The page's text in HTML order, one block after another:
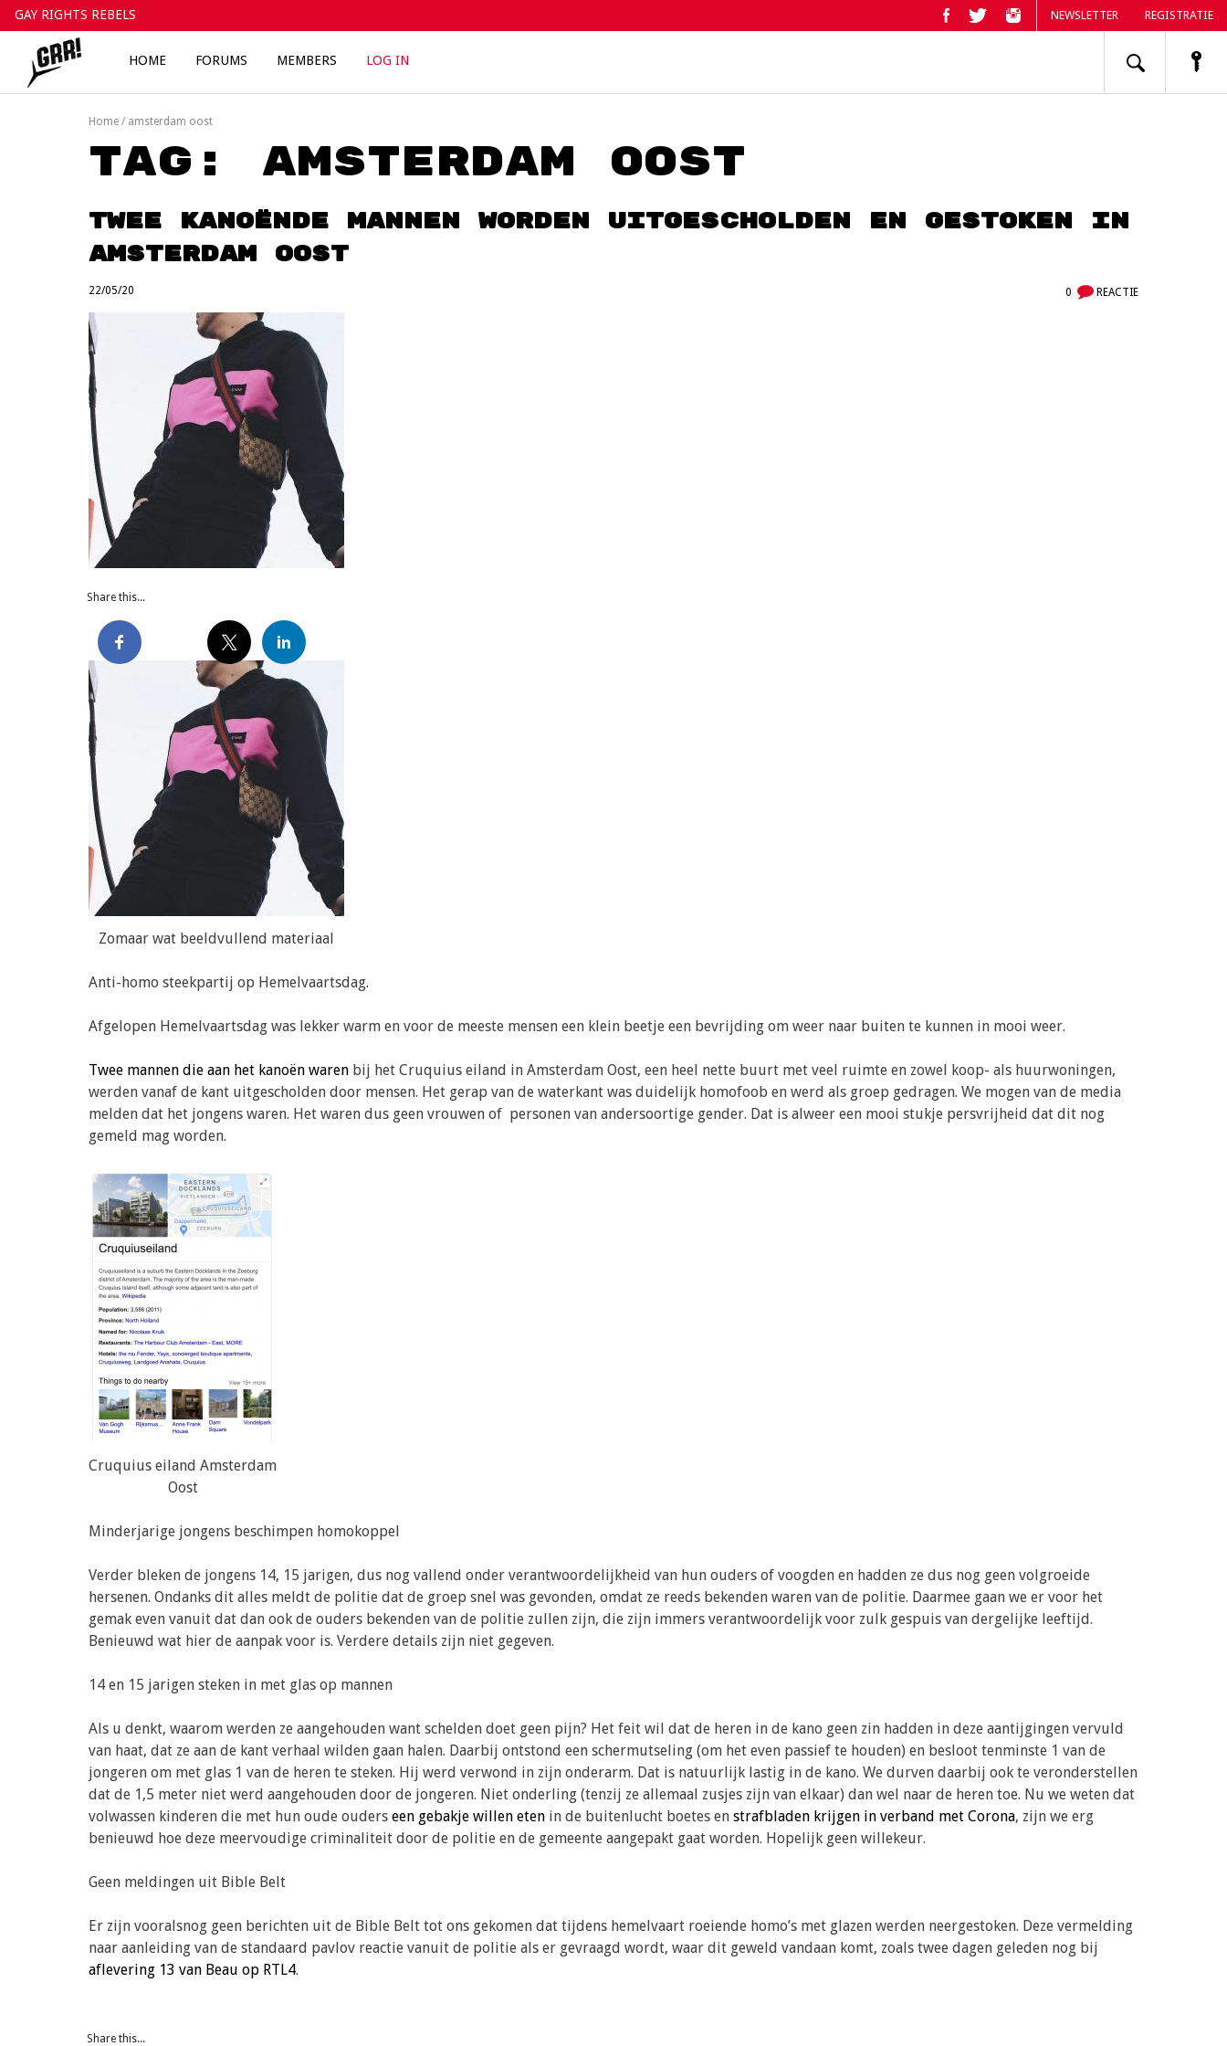
Skip
to
content
GAY RIGHTS REBELS NEWSLETTER REGISTRATIE
HOME FORUMS MEMBERS LOG IN
Home / amsterdam oost
Tag: amsterdam oost
Twee kanoënde mannen worden uitgescholden en gestoken in
Amsterdam Oost
22/05/20 0 REACTIE
Share this...
Zomaar wat beeldvullend materiaal
Anti-homo steekpartij op Hemelvaartsdag.
Afgelopen Hemelvaartsdag was lekker warm en voor de meeste mensen een klein beetje een bevrijding om weer naar buiten te kunnen in mooi weer.
Twee mannen die aan het kanoën waren bij het Cruquius eiland in Amsterdam Oost, een heel nette buurt met veel ruimte en zowel koop- als huurwoningen,
werden vanaf de kant uitgescholden door mensen. Het gerap van de waterkant was duidelijk homofoob en werd als groep gedragen. We mogen van de media
melden dat het jongens waren. Het waren dus geen vrouwen of personen van andersoortige gender. Dat is alweer een mooi stukje persvrijheid dat dit nog
gemeld mag worden.
Cruquius eiland Amsterdam
Oost
Minderjarige jongens beschimpen homokoppel
Verder bleken de jongens 14, 15 jarigen, dus nog vallend onder verantwoordelijkheid van hun ouders of voogden en hadden ze dus nog geen volgroeide
hersenen. Ondanks dit alles meldt de politie dat de groep snel was gevonden, omdat ze reeds bekenden waren van de politie. Daarmee gaan we er voor het
gemak even vanuit dat dan ook de ouders bekenden van de politie zullen zijn, die zijn immers verantwoordelijk voor zulk gespuis van dergelijke leeftijd.
Benieuwd wat hier de aanpak voor is. Verdere details zijn niet gegeven.
14 en 15 jarigen steken in met glas op mannen
Als u denkt, waarom werden ze aangehouden want schelden doet geen pijn? Het feit wil dat de heren in de kano geen zin hadden in deze aantijgingen vervuld
van haat, dat ze aan de kant verhaal wilden gaan halen. Daarbij ontstond een schermutseling (om het even passief te houden) en besloot tenminste 1 van de
jongeren om met glas 1 van de heren te steken. Hij werd verwond in zijn onderarm. Dat is natuurlijk lastig in de kano. We durven daarbij ook te veronderstellen
dat de 1,5 meter niet werd aangehouden door de jongeren. Niet onderling (tenzij ze allemaal zusjes zijn van elkaar) dan wel naar de heren toe. Nu we weten dat
volwassen kinderen die met hun oude ouders een gebakje willen eten in de buitenlucht boetes en strafbladen krijgen in verband met Corona, zijn we erg
benieuwd hoe deze meervoudige criminaliteit door de politie en de gemeente aangepakt gaat worden. Hopelijk geen willekeur.
Geen meldingen uit Bible Belt
Er zijn vooralsnog geen berichten uit de Bible Belt tot ons gekomen dat tijdens hemelvaart roeiende homo’s met glazen werden neergestoken. Deze vermelding
naar aanleiding van de standaard pavlov reactie vanuit de politie als er gevraagd wordt, waar dit geweld vandaan komt, zoals twee dagen geleden nog bij
aflevering 13 van Beau op RTL4.
Share this...